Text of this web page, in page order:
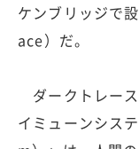
ケンブリッジで
ace）だ。
ダークトレー
イミューンシス